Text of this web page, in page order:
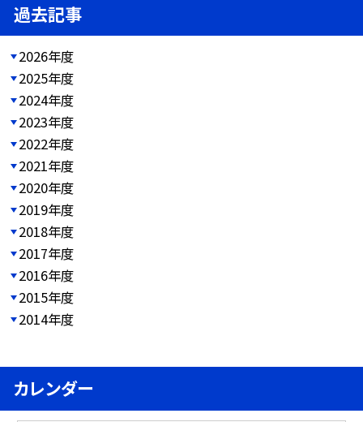
過去記事
2026年度
2025年度
2024年度
2023年度
2022年度
2021年度
2020年度
2019年度
2018年度
2017年度
2016年度
2015年度
2014年度
カレンダー